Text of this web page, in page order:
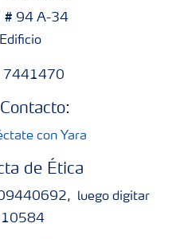
# 94 A-34
7441470
con Yara
de Ética
luego digitar
10584